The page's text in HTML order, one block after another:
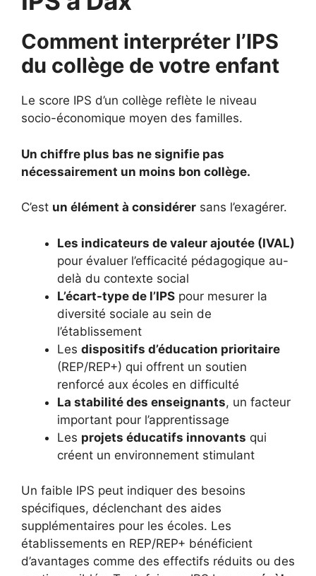
Comment interpréter l’IPS
du collège de votre enfant
Le score IPS d’un collège reflète le niveau
socio-économique moyen des familles.
Un chiffre plus bas ne signifie pas
nécessairement un moins bon collège.
C’est un élément à considérer sans l’exagérer.
Les indicateurs de valeur ajoutée (IVAL)
pour évaluer l’efficacité pédagogique au-
delà du contexte social
L’écart-type de l’IPS pour mesurer la
diversité sociale au sein de
l’établissement
Les dispositifs d’éducation prioritaire
(REP/REP+) qui offrent un soutien
renforcé aux écoles en difficulté
La stabilité des enseignants, un facteur
important pour l’apprentissage
Les projets éducatifs innovants qui
créent un environnement stimulant
Un faible IPS peut indiquer des besoins
spécifiques, déclenchant des aides
supplémentaires pour les écoles. Les
établissements en REP/REP+ bénéficient
d’avantages comme des effectifs réduits ou des